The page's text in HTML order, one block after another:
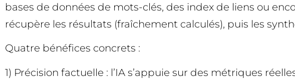
bases de données de mots-clés, des index de liens ou
récupère les résultats (fraîchement calculés), puis les
Quatre bénéfices concrets :
1) Précision factuelle : l’IA s’appuie sur des métriques